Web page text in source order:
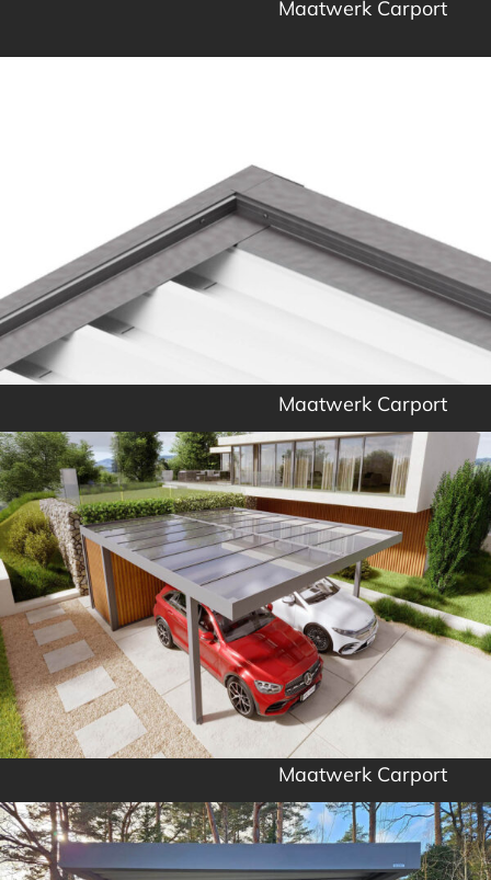
Maatwerk Carport
Maatwerk Carport
Maatwerk Carport